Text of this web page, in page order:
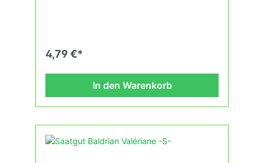
4,79 €*
In den Warenkorb